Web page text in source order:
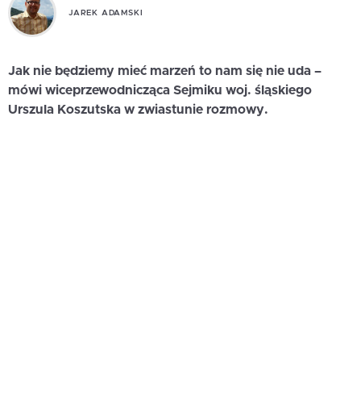
JAREK ADAMSKI
Jak nie będziemy mieć marzeń to nam się nie uda –
mówi wiceprzewodnicząca Sejmiku woj. śląskiego
Urszula Koszutska w zwiastunie rozmowy.